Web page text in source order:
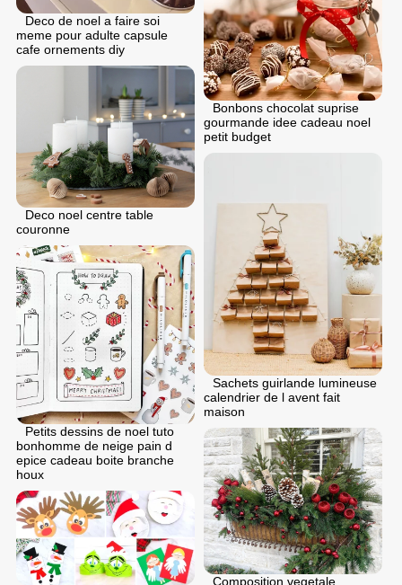
Deco de noel a faire soi
meme pour adulte capsule
cafe ornements diy
Bonbons chocolat suprise
gourmande idee cadeau noel
petit budget
Deco noel centre table
couronne
Sachets guirlande lumineuse
calendrier de l avent fait
maison
Petits dessins de noel tuto
bonhomme de neige pain d
epice cadeau boite branche
houx
Composition vegetale